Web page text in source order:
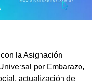
la Asignación
por Embarazo,
actualización de